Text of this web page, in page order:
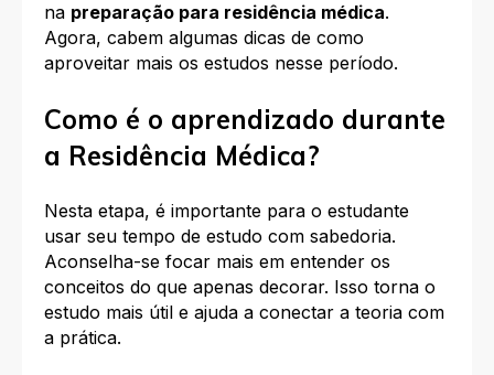
na preparação para residência médica.
Agora, cabem algumas dicas de como
aproveitar mais os estudos nesse período.
Como é o aprendizado durante
a Residência Médica?
Nesta etapa, é importante para o estudante
usar seu tempo de estudo com sabedoria.
Aconselha-se focar mais em entender os
conceitos do que apenas decorar. Isso torna o
estudo mais útil e ajuda a conectar a teoria com
a prática.